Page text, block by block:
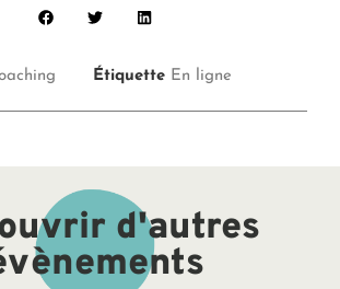
Étiquette En ligne
d'autres